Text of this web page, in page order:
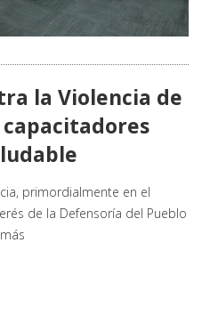
la Violencia de
primordialmente en el
de la Defensoría del Pueblo